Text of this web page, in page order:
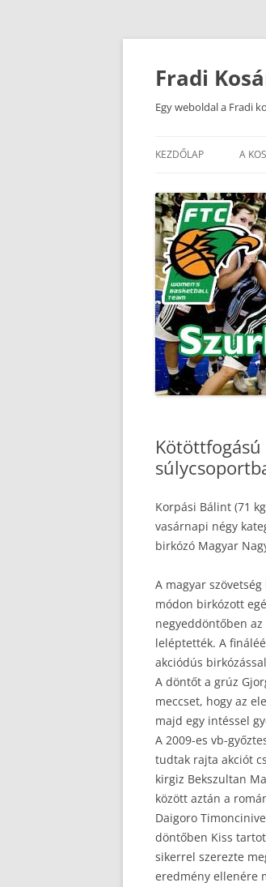
Kilépés
tartalomba
Fradi
Egy weboldal a Fradi
KEZDŐLAP A
Korpási Bálint (71
vasárnapi négy
birkózó Magyar
A magyar
módon birkózott
negyeddöntőben
leléptették. A
akciódús
A döntőt a grúz
meccset, hogy az
majd egy intéssel
A 2009-es vb-
tudtak rajta akciót
kirgiz Bekszultan
között aztán a
Daigoro
döntőben Kiss
sikerrel szerezte
eredmény ellenére